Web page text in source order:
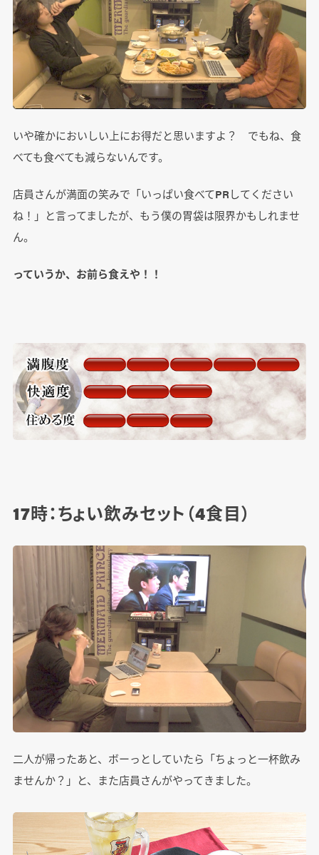
いや確かにおいしい上にお得だと思いますよ？ でもね、食
べても食べても減らないんです。
店員さんが満面の笑みで「いっぱい食べてPRしてください
ね！」と言ってましたが、もう僕の胃袋は限界かもしれませ
ん。
っていうか、お前ら食えや！！
17時：ちょい飲みセット（4食目）
二人が帰ったあと、ボーっとしていたら「ちょっと一杯飲み
ませんか？」と、また店員さんがやってきました。